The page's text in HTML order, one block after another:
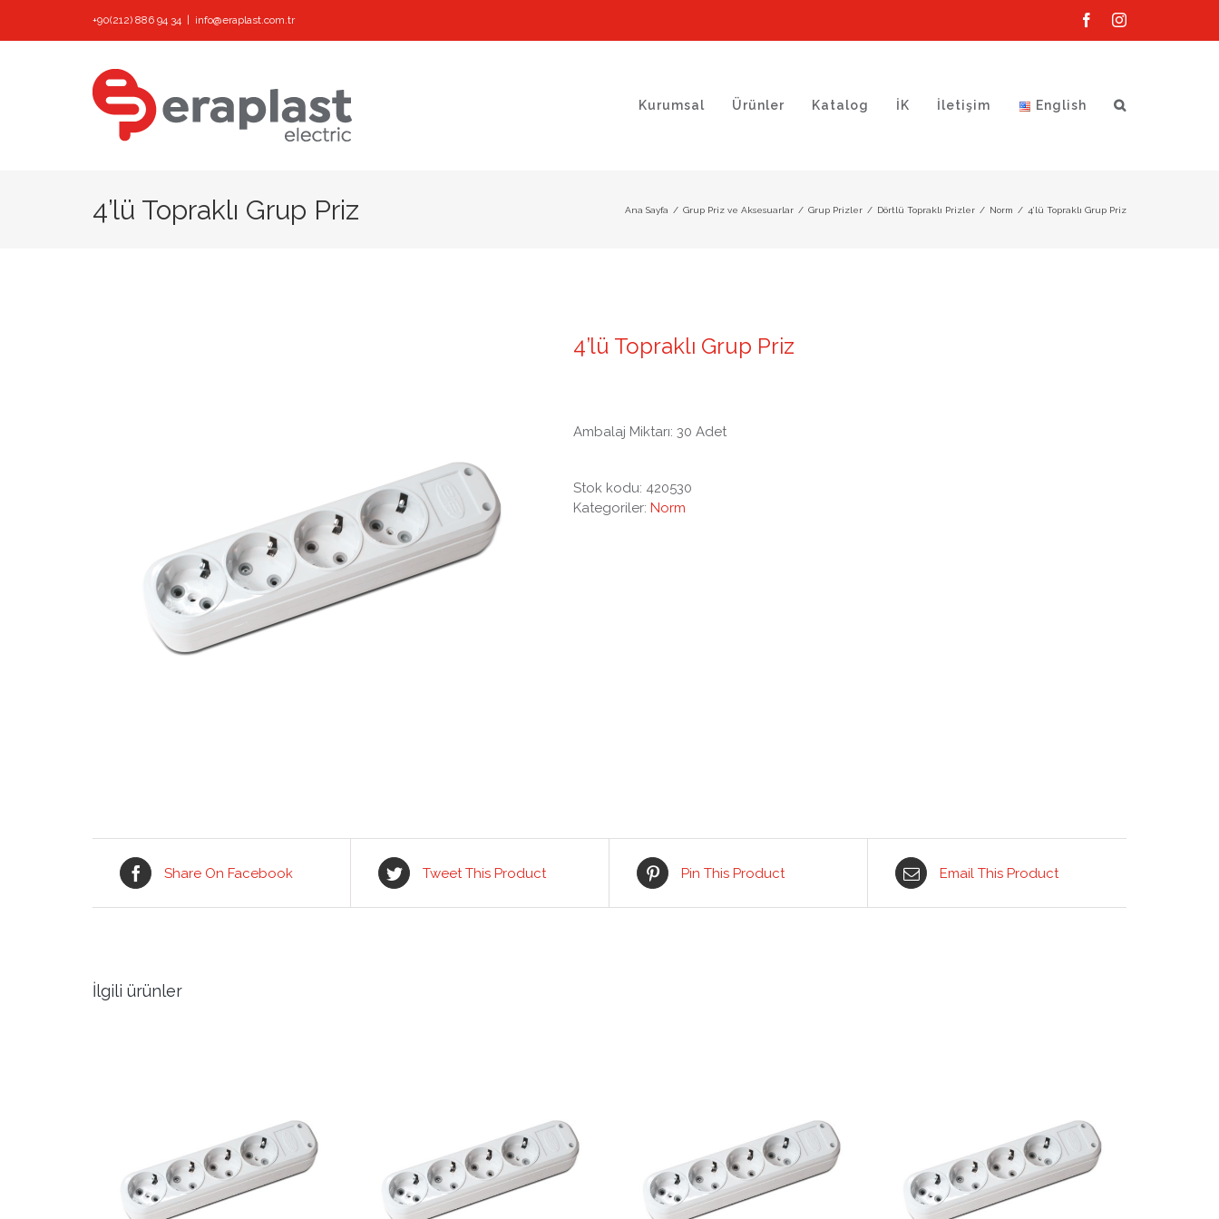
+90(212) 886 94 34 info@eraplast.com.tr FacebookInstagram
Kurumsal Ürünler Katalog İK İletişim English
4’lü Topraklı Grup Priz Ana Sayfa / Grup Priz ve Aksesuarlar / Grup Prizler / Dörtlü Topraklı Prizler / Norm / 4’lü Topraklı Grup Priz
4’lü Topraklı Grup Priz
Ambalaj Miktarı: 30 Adet
Stok kodu: 420530
Kategoriler: Norm
Share On Facebook Tweet This Product Pin This Product Email This Product
İlgili ürünler